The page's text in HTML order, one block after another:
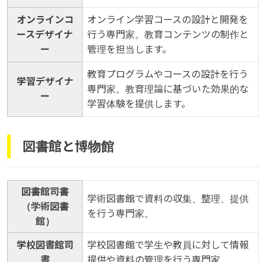
オンラインコ
ースデザイナ
ー
オンライン学習コースの設計と開発を
行う専門家。教育コンテンツの制作と
管理を担当します。
学習デザイナ
ー
教育プログラムやコースの設計を行う
専門家。教育理論に基づいた効果的な
学習体験を提供します。
図書館と博物館
図書館司書
（学術図書
館）
学術図書館で資料の収集、整理、提供
を行う専門家。
学校図書館司
学校図書館で学生や教員に対して情報